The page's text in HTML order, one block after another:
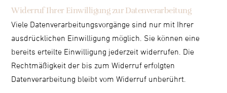
Widerruf Ihrer Einwilligung zur Datenverarbeitung
Viele Datenverarbeitungsvorgänge sind nur mit Ihrer
ausdrücklichen Einwilligung möglich. Sie können eine
bereits erteilte Einwilligung jederzeit widerrufen. Die
Rechtmäßigkeit der bis zum Widerruf erfolgten
Datenverarbeitung bleibt vom Widerruf unberührt.